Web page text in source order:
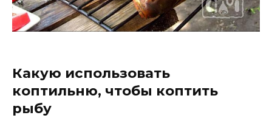
Какую использовать
коптильню, чтобы коптить
рыбу